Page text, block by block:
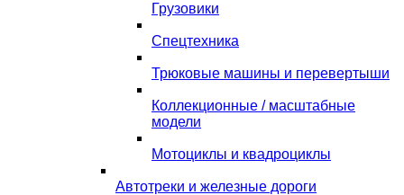
Грузовики
Спецтехника
Трюковые машины и перевертыши
Коллекционные / масштабные
модели
Мотоциклы и квадроциклы
Автотреки и железные дороги